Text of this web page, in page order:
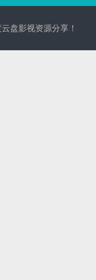
盘影视资源分享！